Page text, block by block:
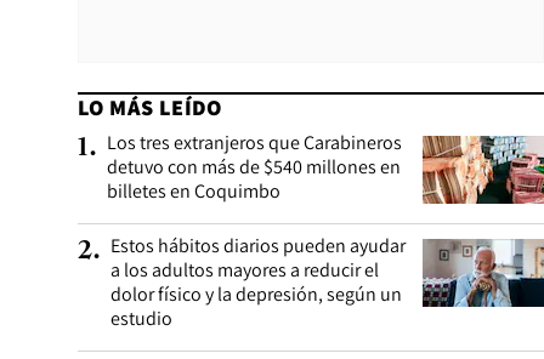
LO MÁS LEÍDO
1. Los tres extranjeros que Carabineros
detuvo con más de $540 millones en
billetes en Coquimbo
2. Estos hábitos diarios pueden ayudar
a los adultos mayores a reducir el
dolor físico y la depresión, según un
estudio